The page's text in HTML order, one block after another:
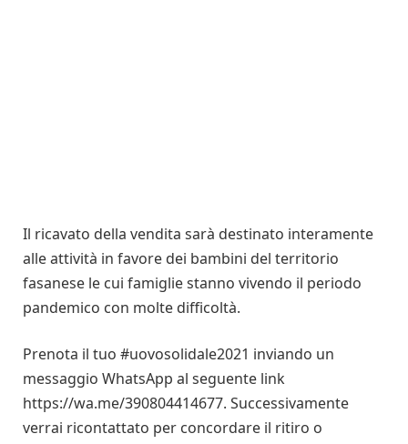
Il ricavato della vendita sarà destinato interamente
alle attività in favore dei bambini del territorio
fasanese le cui famiglie stanno vivendo il periodo
pandemico con molte difficoltà.
Prenota il tuo #uovosolidale2021 inviando un
messaggio WhatsApp al seguente link
https://wa.me/390804414677. Successivamente
verrai ricontattato per concordare il ritiro o